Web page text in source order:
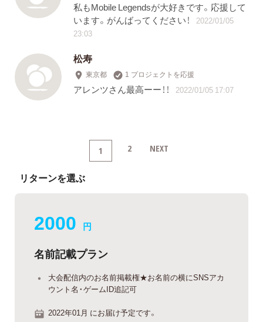
私もMobile Legendsが大好きです。応援して
います。がんばってください！
2022/01/05
23:03
松寿
東京都 1 プロジェクトを応援
アレンツさん最高ーー！！ 2022/01/05 17:07
1 2 NEXT
リターンを選ぶ
2000 円
名前記載プラン
大会配信内のお名前掲載権★お名前の横にSNSアカ
ウント名・ゲームID追記可
2022年01月 にお届け予定です。